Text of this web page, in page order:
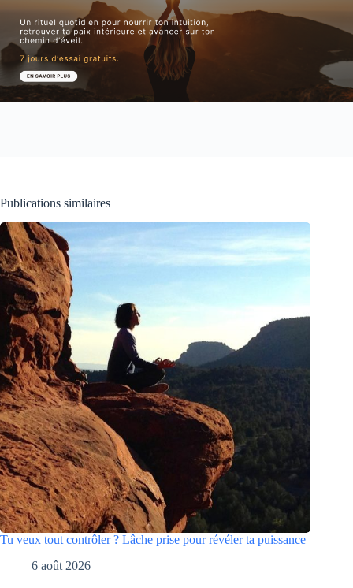
Publications similaires
Tu veux tout contrôler ? Lâche prise pour révéler ta puissance
6 août 2026